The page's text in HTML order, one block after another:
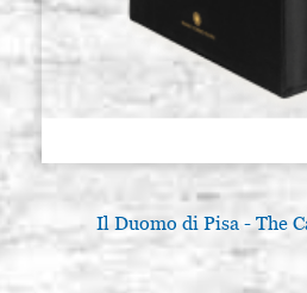
Il Duomo di Pisa - The